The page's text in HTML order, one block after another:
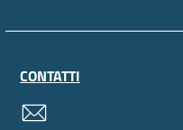
CONTATTI